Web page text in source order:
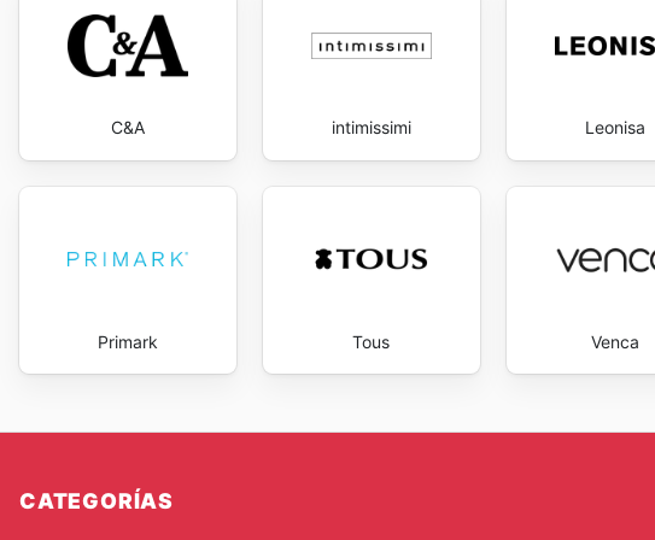
C&A intimissimi Leonisa
Primark Tous Venca
CATEGORÍAS